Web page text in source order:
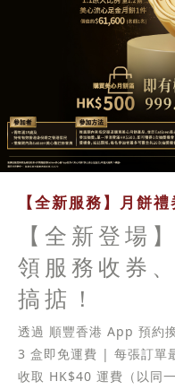
【全新服務】月餅
【全新登場
領服務收券
搞掂！
透過 順豐香港 App 預約
3 盒即免運費 | 每張訂單
收取 HK$40 運費（以同